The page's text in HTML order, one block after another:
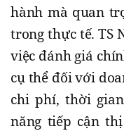
hành mà quan
trong thực tế. TS
việc đánh giá
cụ thể đối với
chi phí, thời
năng tiếp cận